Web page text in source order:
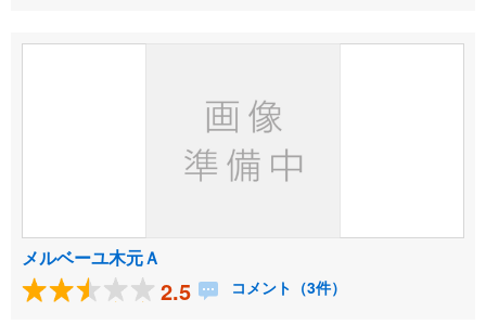
メルベーユ木元Ａ
2.5 コメント（3件）